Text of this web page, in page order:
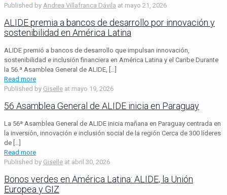
Published by Andrea Villafranca Dávila at mayo 21, 2026
ALIDE premia a bancos de desarrollo por innovación y
sostenibilidad en América Latina
ALIDE premió a bancos de desarrollo que impulsan innovación,
sostenibilidad e inclusión financiera en América Latina y el Caribe Durante
la 56.ª Asamblea General de ALIDE,
Read more
Published by Giselle at mayo 19, 2026
56 Asamblea General de ALIDE inicia en Paraguay
La 56ª Asamblea General de ALIDE inicia mañana en Paraguay centrada en
la inversión, innovación e inclusión social de la región Cerca de 300 líderes
de […]
Read more
Published by Giselle at abril 30, 2026
Bonos verdes en América Latina: ALIDE, la Unión
Europea y GIZ